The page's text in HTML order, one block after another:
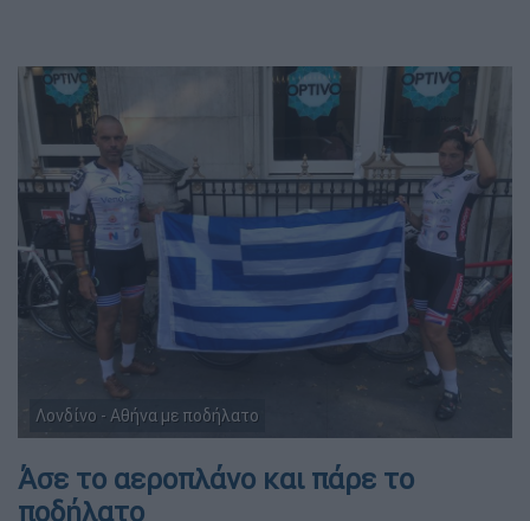
Λονδίνο - Αθήνα με ποδήλατο
Άσε το αεροπλάνο και πάρε το
ποδήλατο